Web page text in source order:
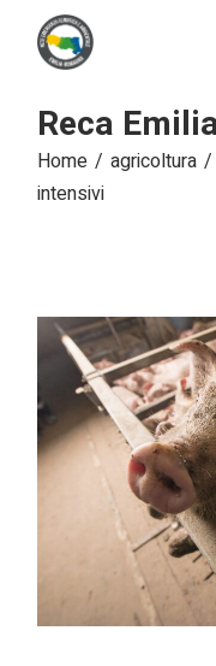
Reca
Home agricoltura
intensivi